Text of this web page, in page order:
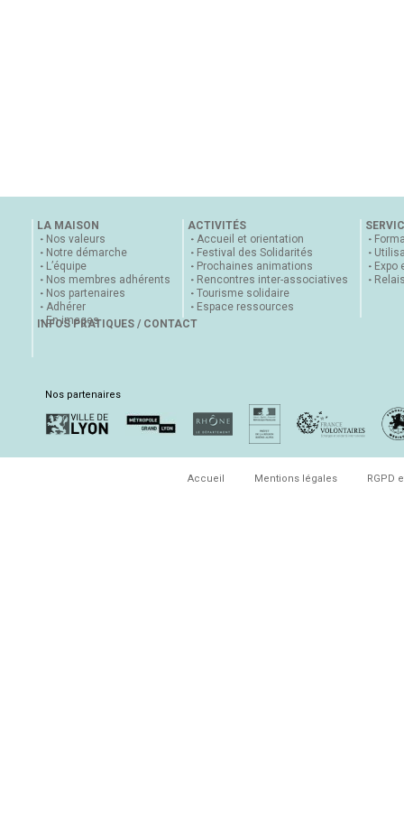
LA MAISON
Nos valeurs
Notre démarche
L’équipe
Nos membres adhérents
Nos partenaires
Adhérer
En images
ACTIVITÉS
Accueil et orientation
Festival des Solidarités
Prochaines animations
Rencontres inter-associatives
Tourisme solidaire
Espace ressources
Expo
INFOS PRATIQUES / CONTACT
Nos partenaires
Accueil Mentions légales RGPD